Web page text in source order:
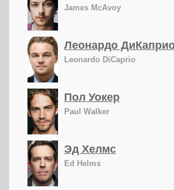
James McAvoy
Леонардо
Leonardo DiCaprio
Пол Уокер
Paul Walker
Эд Хелмс
Ed Helms